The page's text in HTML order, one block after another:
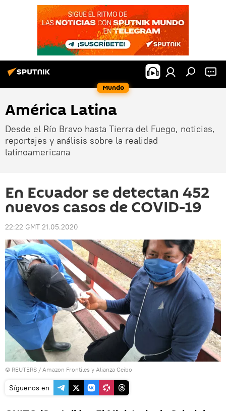
Mundo
América Latina
Desde el Río Bravo hasta Tierra del Fuego, noticias,
reportajes y análisis sobre la realidad
latinoamericana
En Ecuador se detectan 452
nuevos casos de COVID-19
22:22 GMT 21.05.2020
© REUTERS / Amazon Frontiles y Alianza Ceibo
Síguenos en